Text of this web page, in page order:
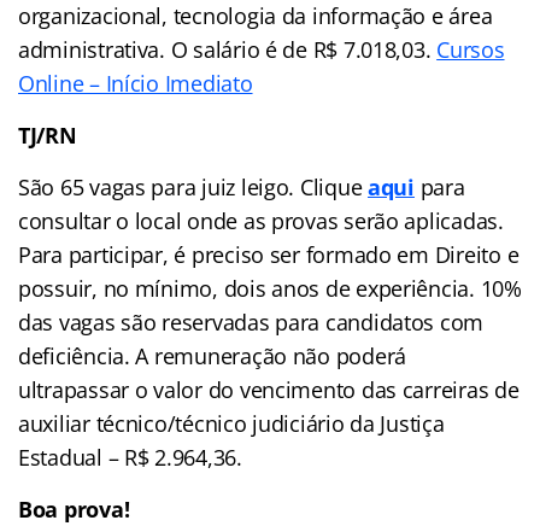
organizacional, tecnologia da informação e área
administrativa. O salário é de R$ 7.018,03. Cursos
Online – Início Imediato
TJ/RN
São 65 vagas para juiz leigo. Cliqueaqui para
consultar o local onde as provas serão aplicadas.
Para participar, é preciso ser formado em Direito e
possuir, no mínimo, dois anos de experiência. 10%
das vagas são reservadas para candidatos com
deficiência. A remuneração não poderá
ultrapassar o valor do vencimento das carreiras de
auxiliar técnico/técnico judiciário da Justiça
Estadual – R$ 2.964,36.
Boa prova!